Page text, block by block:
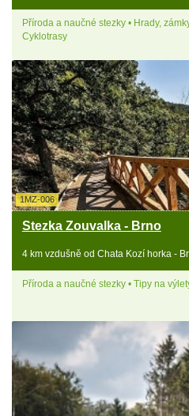
Příroda a naučné stezky • Hrady,
Cyklotrasy
1MZ-006
Stezka Zouvalka - Brno
4 km vzdušně od Chata Kozí horka -
Příroda a naučné stezky • Tipy na